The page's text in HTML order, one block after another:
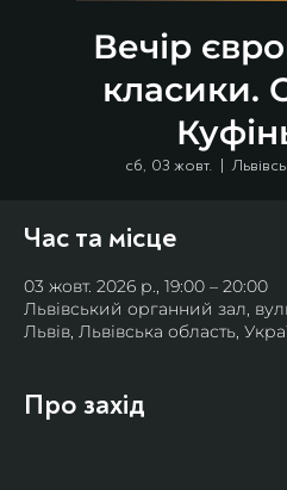
Вечір
класики.
сб, 03 жовт.
  |
Час та місце
03 жовт. 2026 р., 19:00 – 20:00
Львівський органний зал,
Львів, Львівська область,
Про захід